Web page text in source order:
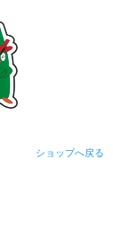
ショップへ戻る